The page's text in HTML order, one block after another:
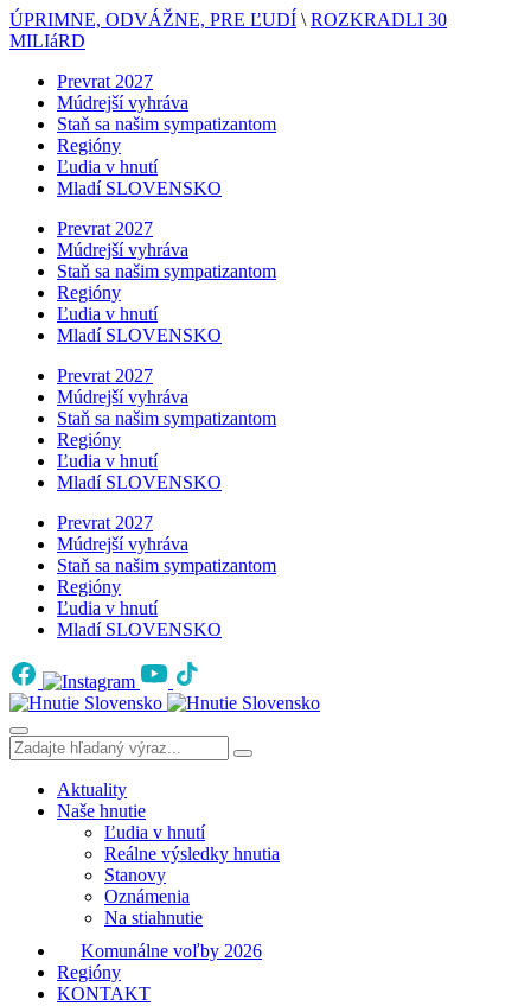
ÚPRIMNE, ODVÁŽNE, PRE ĽUDÍ \ ROZKRADLI 30
MILIáRD
Prevrat 2027
Múdrejší vyhráva
Staň sa našim sympatizantom
Regióny
Ľudia v hnutí
Mladí SLOVENSKO
Prevrat 2027
Múdrejší vyhráva
Staň sa našim sympatizantom
Regióny
Ľudia v hnutí
Mladí SLOVENSKO
Prevrat 2027
Múdrejší vyhráva
Staň sa našim sympatizantom
Regióny
Ľudia v hnutí
Mladí SLOVENSKO
Prevrat 2027
Múdrejší vyhráva
Staň sa našim sympatizantom
Regióny
Ľudia v hnutí
Mladí SLOVENSKO
Aktuality
Naše hnutie
Ľudia v hnutí
Reálne výsledky hnutia
Stanovy
Oznámenia
Na stiahnutie
Komunálne voľby 2026
Regióny
KONTAKT